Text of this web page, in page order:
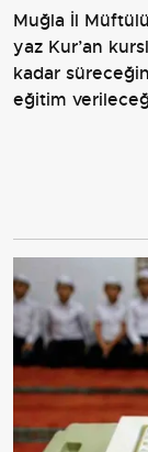
Muğla İl
yaz Kur’an
kadar
eğitim